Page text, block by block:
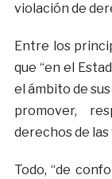
violación de
Entre los
que “en el
el ámbito de
promover,
derechos de las
Todo, “de